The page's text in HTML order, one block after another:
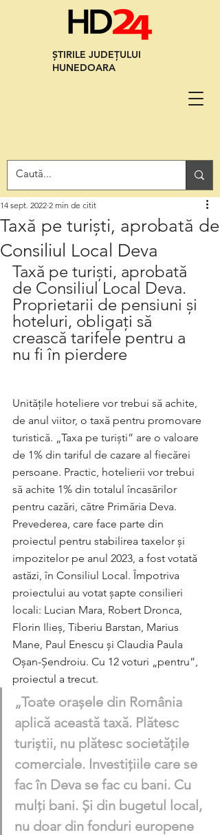
ȘTIRILE JUDEȚULUI
HUNEDOARA
Taxă pe turiști, aprobată de
Consiliul Local Deva
14 sept. 2022 2 min de citit
Taxă pe turiști, aprobată
de Consiliul Local Deva.
Proprietarii de pensiuni și
hoteluri, obligați să
crească tarifele pentru a
nu fi în pierdere
Unitățile hoteliere vor trebui să achite,
de anul viitor, o taxă pentru promovare
turistică. „Taxa pe turiști” are o valoare
de 1% din tariful de cazare al fiecărei
persoane. Practic, hotelierii vor trebui
să achite 1% din totalul încasărilor
pentru cazări, către Primăria Deva.
Prevederea, care face parte din
proiectul pentru stabilirea taxelor și
impozitelor pe anul 2023, a fost votată
astăzi, în Consiliul Local. Împotriva
proiectului au votat șapte consilieri
locali: Lucian Mara, Robert Dronca,
Florin Ilieș, Tiberiu Barstan, Marius
Mane, Paul Enescu și Claudia Paula
Oșan-Șendroiu. Cu 12 voturi „pentru”,
proiectul a trecut.
„Toate orașele din România
aplică această taxă. Plătesc
turiștii, nu plătesc societățile
comerciale. Investițiile care se
fac în Deva se fac cu bani. Cu
mulți bani. Și din bugetul local,
nu doar din fonduri europene